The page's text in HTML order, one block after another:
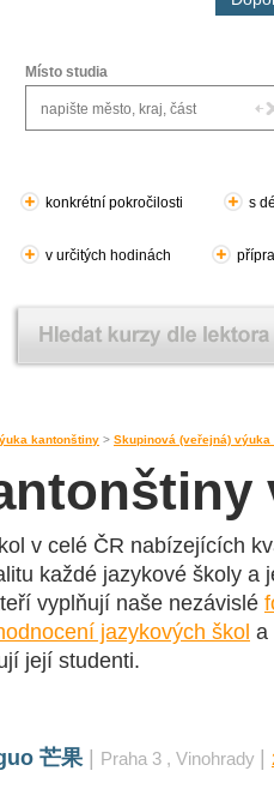
Místo studia
konkrétní pokročilosti s
v určitých hodinách
kantonštiny > Skupinová (veřejná)
v celé ČR nabízejících
každé jazykové školy a
vyplňují naše nezávislé
jazykových škol a
její studenti.
芒果 Praha 3 , Vinohrady